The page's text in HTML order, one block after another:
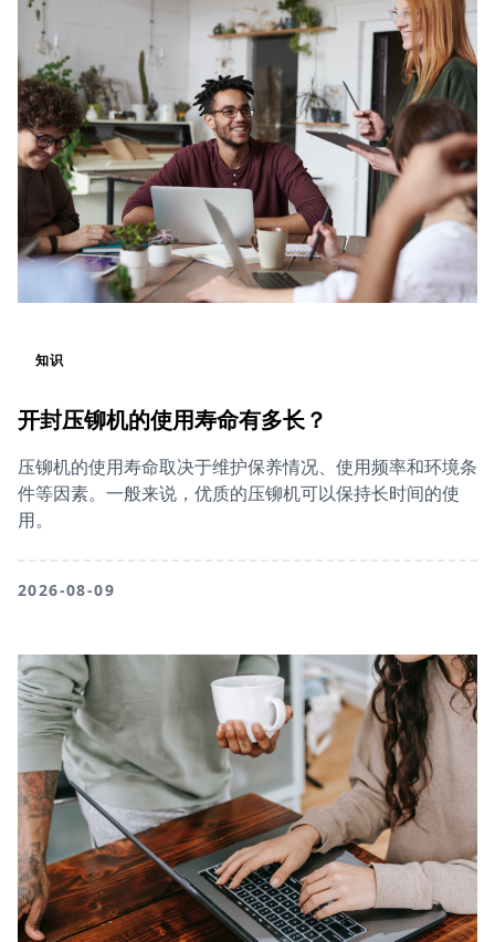
知识
开封压铆机的使用寿命有多长？
压铆机的使用寿命取决于维护保养情况、使用频率和环境条
件等因素。一般来说，优质的压铆机可以保持长时间的使
用。
2026-08-09